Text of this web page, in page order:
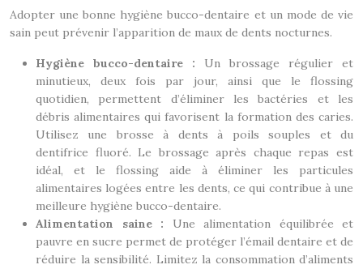
Adopter une bonne hygiène bucco-dentaire et un mode de vie
sain peut prévenir l’apparition de maux de dents nocturnes.
Hygiène bucco-dentaire : Un brossage régulier et
minutieux, deux fois par jour, ainsi que le flossing
quotidien, permettent d’éliminer les bactéries et les
débris alimentaires qui favorisent la formation des caries.
Utilisez une brosse à dents à poils souples et du
dentifrice fluoré. Le brossage après chaque repas est
idéal, et le flossing aide à éliminer les particules
alimentaires logées entre les dents, ce qui contribue à une
meilleure hygiène bucco-dentaire.
Alimentation saine : Une alimentation équilibrée et
pauvre en sucre permet de protéger l’émail dentaire et de
réduire la sensibilité. Limitez la consommation d’aliments